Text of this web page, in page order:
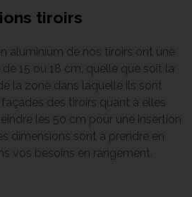
tiroirs
aluminium de nos tiroirs ont une
15 ou 18 cm, quelle que soit la
la zone dans laquelle ils sont
des tiroirs quant à elles
les 50 cm pour une insertion
dimensions sont à prendre en
vos besoins en rangement.